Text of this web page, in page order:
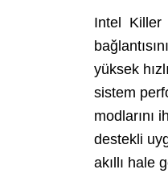
Intel Killer
yüksek
sistem
modlarını
destekli
akıllı hale